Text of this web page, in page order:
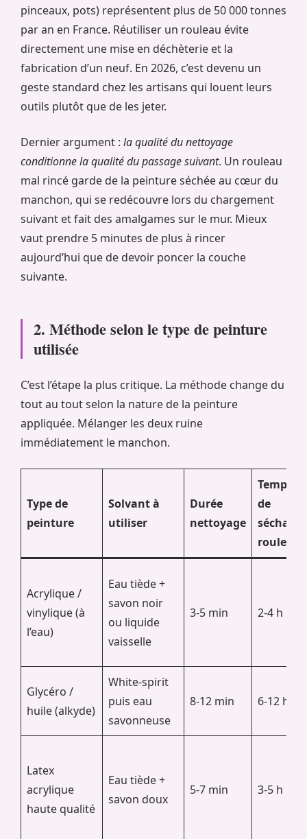
pinceaux, pots) représentent plus de 50 000 tonnes
par an en France. Réutiliser un rouleau évite
directement une mise en déchèterie et la
fabrication d’un neuf. En 2026, c’est devenu un
geste standard chez les artisans qui louent leurs
outils plutôt que de les jeter.
Dernier argument : la qualité du nettoyage
conditionne la qualité du passage suivant. Un rouleau
mal rincé garde de la peinture séchée au cœur du
manchon, qui se redécouvre lors du chargement
suivant et fait des amalgames sur le mur. Mieux
vaut prendre 5 minutes de plus à rincer
aujourd’hui que de devoir poncer la couche
suivante.
2. Méthode selon le type de peinture
utilisée
C’est l’étape la plus critique. La méthode change du
tout au tout selon la nature de la peinture
appliquée. Mélanger les deux ruine
immédiatement le manchon.
Type de
peinture
Solvant à
utiliser
Durée
nettoyage
Temps
de
séchage
rouleau
Acrylique /
vinylique (à
l’eau)
Eau tiède +
savon noir
ou liquide
vaisselle
3-5 min 2-4 h
Glycéro /
huile (alkyde)
White-spirit
puis eau
savonneuse
8-12 min 6-12 h
Latex
acrylique
haute qualité
Eau tiède +
savon doux
5-7 min 3-5 h